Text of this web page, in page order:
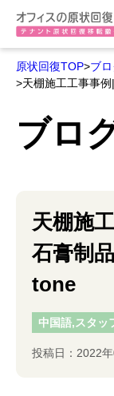
原状回復TOP>ブ
>天棚施工工事事
ブロ
天棚施
石膏制
tone
中国語,スタッ
投稿日：2022